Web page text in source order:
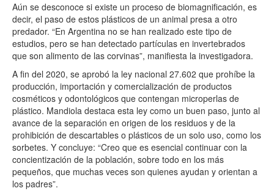
Aún se desconoce si existe un proceso de biomagnificación, es
decir, el paso de estos plásticos de un animal presa a otro
predador. “En Argentina no se han realizado este tipo de
estudios, pero se han detectado partículas en invertebrados
que son alimento de las corvinas”, manifiesta la investigadora.
A fin del 2020, se aprobó la ley nacional 27.602 que prohíbe la
producción, importación y comercialización de productos
cosméticos y odontológicos que contengan microperlas de
plástico. Mandiola destaca esta ley como un buen paso, junto al
avance de la separación en origen de los residuos y de la
prohibición de descartables o plásticos de un solo uso, como los
sorbetes. Y concluye: “Creo que es esencial continuar con la
concientización de la población, sobre todo en los más
pequeños, que muchas veces son quienes ayudan y orientan a
los padres”.